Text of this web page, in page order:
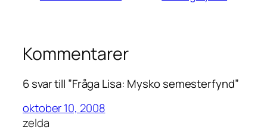
Kommentarer
6 svar till ”Fråga Lisa: Mysko semesterfynd”
oktober 10, 2008
zelda